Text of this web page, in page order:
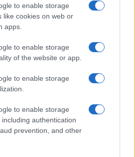
to enable storage
like cookies on web or
apps.
to enable storage
of the website or app.
to enable storage
to enable storage
authentication
prevention, and other